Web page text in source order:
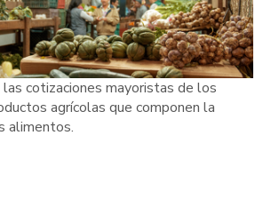
las cotizaciones mayoristas de los
agrícolas que componen la
alimentos.